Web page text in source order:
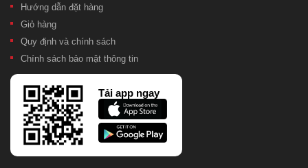
Hướng dẫn đặt hàng
Giỏ hàng
Quy định và chính sách
Chính sách bảo mật thông tin
Tải app ngay